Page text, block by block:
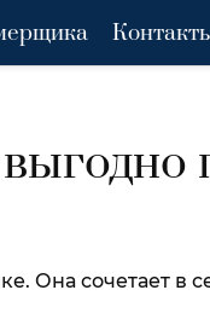
Она сочетает в